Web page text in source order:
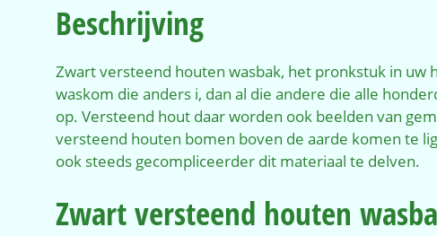
Beschrijving
Zwart versteend houten wasbak, het pronkstuk in uw
waskom die anders i, dan al die andere die alle
op. Versteend hout daar worden ook beelden van
versteend houten bomen boven de aarde komen te
ook steeds gecompliceerder dit materiaal te delven.
Zwart versteend houten